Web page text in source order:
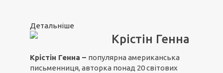
Детальніше
Крістін Генна
Крістін Генна – популярна американська
письменниця, авторка понад 20 світових